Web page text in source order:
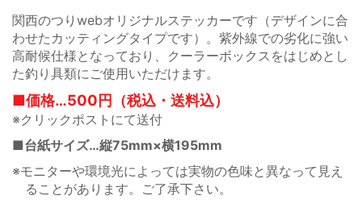
関西のつりwebオリジナルステッカーです（デザインに合
わせたカッティングタイプです）。紫外線での劣化に強い
高耐候仕様となっており、クーラーボックスをはじめとし
た釣り具類にご使用いただけます。
■価格…500円（税込・送料込）
※クリックポストにて送付
■台紙サイズ…縦75mm×横195mm
※モニターや環境光によっては実物の色味と異なって見え
ることがあります。ご了承下さい。